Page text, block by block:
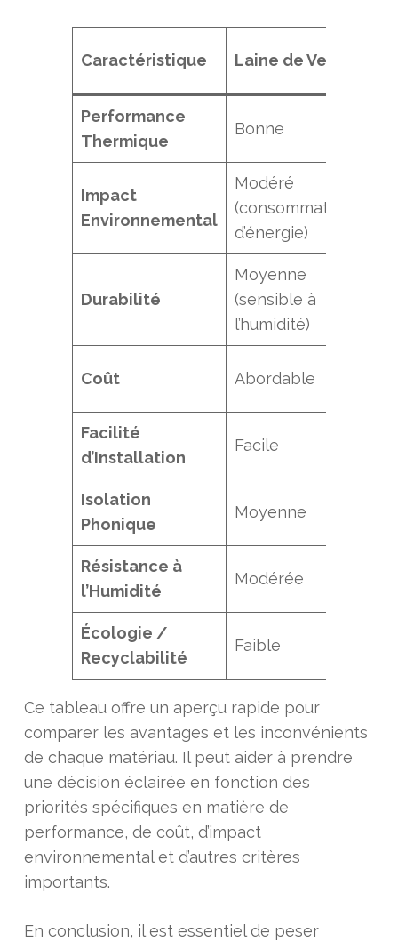
Caractéristique Laine de Verre
Performance
Thermique
Bonne
Impact
Environnemental
Modéré
(consommation
d’énergie)
Durabilité
Moyenne
(sensible à
l’humidité)
Coût Abordable
Facilité
d’Installation
Facile
Isolation
Phonique
Moyenne
Résistance à
l’Humidité
Modérée
Écologie /
Recyclabilité
Faible
Ce tableau offre un aperçu rapide pour
comparer les avantages et les inconvénients
de chaque matériau. Il peut aider à prendre
une décision éclairée en fonction des
priorités spécifiques en matière de
performance, de coût, d’impact
environnemental et d’autres critères
importants.
En conclusion, il est essentiel de peser